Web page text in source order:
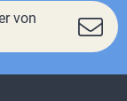
von